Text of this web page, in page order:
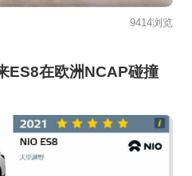
9414浏览
ES8在欧洲NCAP碰撞